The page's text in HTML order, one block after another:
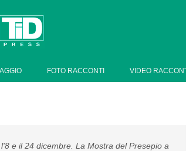
FOTO RACCONTI VIDEO
e il 24 dicembre. La Mostra del Presepio a